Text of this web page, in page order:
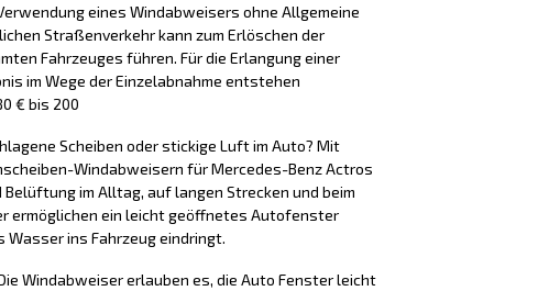
eines Windabweisers ohne Allgemeine
Straßenverkehr kann zum Erlöschen der
Fahrzeuges führen. Für die Erlangung einer
im Wege der Einzelabnahme entstehen
€ bis 200
Scheiben oder stickige Luft im Auto? Mit
Windabweisern für Mercedes-Benz Actros
im Alltag, auf langen Strecken und beim
ermöglichen ein leicht geöffnetes Autofenster
Wasser ins Fahrzeug eindringt.
Windabweiser erlauben es, die Auto Fenster leicht